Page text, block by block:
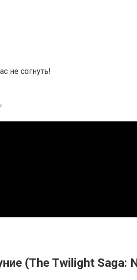
не согнуть!
(The Twilight Saga: